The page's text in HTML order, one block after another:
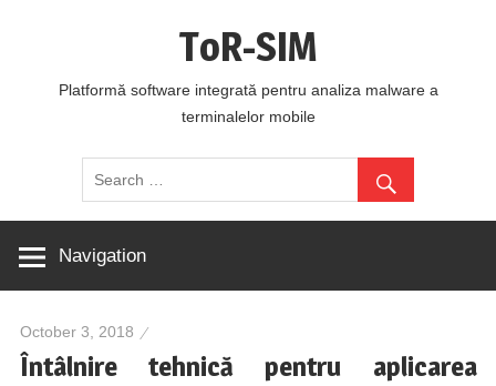
ToR-SIM
Platformă software integrată pentru analiza malware a
terminalelor mobile
Navigation
October 3, 2018
Întâlnire tehnică pentru aplicarea